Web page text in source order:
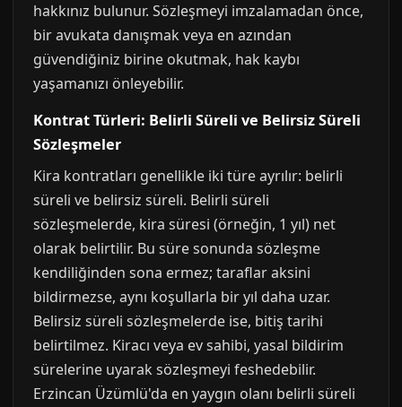
hakkınız bulunur. Sözleşmeyi imzalamadan önce,
bir avukata danışmak veya en azından
güvendiğiniz birine okutmak, hak kaybı
yaşamanızı önleyebilir.
Kontrat Türleri: Belirli Süreli ve Belirsiz Süreli
Sözleşmeler
Kira kontratları genellikle iki türe ayrılır: belirli
süreli ve belirsiz süreli. Belirli süreli
sözleşmelerde, kira süresi (örneğin, 1 yıl) net
olarak belirtilir. Bu süre sonunda sözleşme
kendiliğinden sona ermez; taraflar aksini
bildirmezse, aynı koşullarla bir yıl daha uzar.
Belirsiz süreli sözleşmelerde ise, bitiş tarihi
belirtilmez. Kiracı veya ev sahibi, yasal bildirim
sürelerine uyarak sözleşmeyi feshedebilir.
Erzincan Üzümlü'da en yaygın olanı belirli süreli